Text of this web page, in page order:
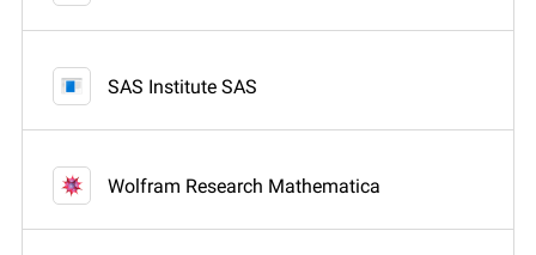
SAS Institute SAS
Wolfram Research Mathematica